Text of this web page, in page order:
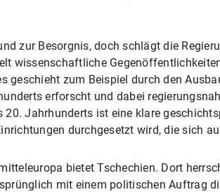
zur Besorgnis, doch schlägt die
wissenschaftliche
geschieht zum Beispiel durch den
erforscht und dabei
20. Jahrhunderts ist eine klare
durchgesetzt wird, die sich
bietet Tschechien. Dort
mit einem politischen Auftrag